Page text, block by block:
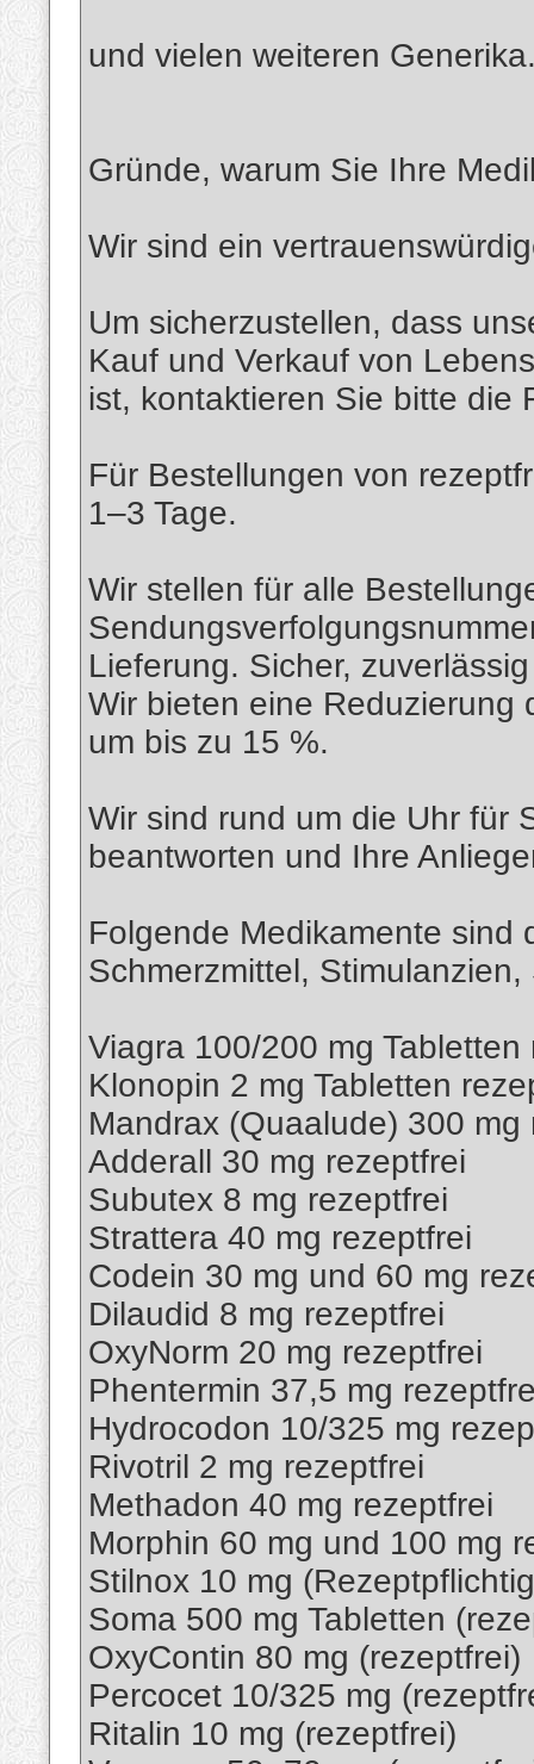
und vielen weiteren
Gründe, warum Sie Ihre
Wir sind ein
Um sicherzustellen, dass
Kauf und Verkauf von
ist, kontaktieren Sie bitte die
Für Bestellungen von
1–3 Tage.
Wir stellen für alle
Lieferung. Sicher,
Wir bieten eine Reduzierung
um bis zu 15 %.
Wir sind rund um die Uhr für
beantworten und Ihre
Folgende Medikamente sind
Schmerzmittel,
Viagra 100/200 mg Tabletten
Klonopin 2 mg Tabletten
Mandrax (Quaalude) 300 mg
Adderall 30 mg rezeptfrei
Subutex 8 mg rezeptfrei
Strattera 40 mg rezeptfrei
Codein 30 mg und 60 mg
Dilaudid 8 mg rezeptfrei
OxyNorm 20 mg rezeptfrei
Phentermin 37,5 mg
Hydrocodon 10/325 mg
Rivotril 2 mg rezeptfrei
Methadon 40 mg rezeptfrei
Morphin 60 mg und 100 mg
Stilnox 10 mg
Soma 500 mg Tabletten
OxyContin 80 mg (rezeptfrei)
Percocet 10/325 mg
Ritalin 10 mg (rezeptfrei)